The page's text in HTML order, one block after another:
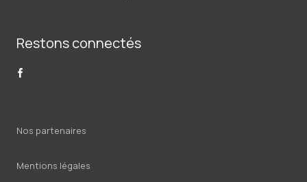
Restons connectés
Nos partenaires
Mentions légales